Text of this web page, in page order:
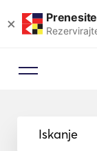
×
Iskanje